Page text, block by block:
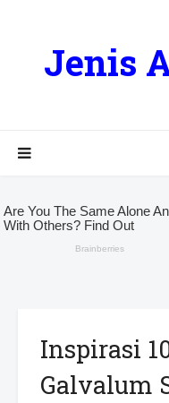
Jenis
Inspirasi
Galvalum